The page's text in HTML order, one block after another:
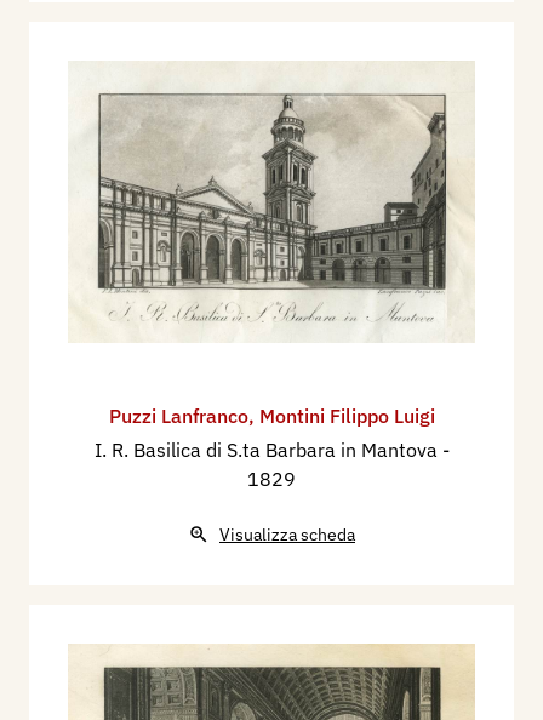
Puzzi Lanfranco, Montini Filippo Luigi
I. R. Basilica di S.ta Barbara in Mantova -
1829
Visualizza scheda